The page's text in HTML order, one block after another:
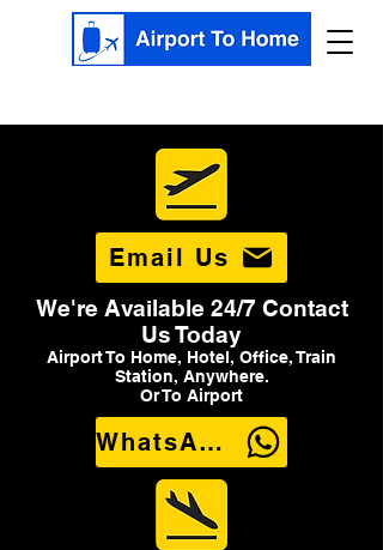
Email Us
We're Available 24/7 Contact
Us Today
Airport To Home, Hotel, Office, Train
Station, Anywhere.
Or To Airport
WhatsApp Us